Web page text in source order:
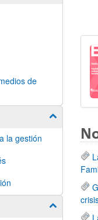
de
Mostrar/
la gestión
Mostrar/